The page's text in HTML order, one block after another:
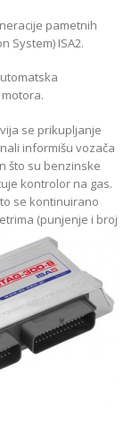
pametnih
System) ISA2.
se prikupljanje
informišu vozača
što su benzinske
kontrolor na gas.
se kontinuirano
(punjenje i broj